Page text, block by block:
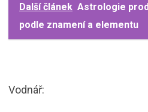
Další článek Astrologie
podle znamení a elementu
Vodnář: